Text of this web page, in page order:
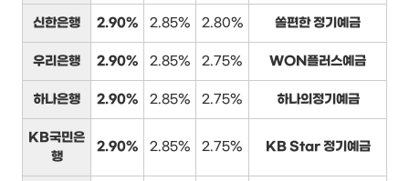
신한은행 2.90% 2.85% 2.80% 쏠편한 정기예금
우리은행 2.90% 2.85% 2.75% WON플러스예금
하나은행 2.90% 2.85% 2.75% 하나의정기예금
KB국민은
행
2.90% 2.85% 2.75% KB Star 정기예금